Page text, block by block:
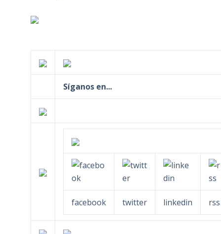
Síganos en...
facebook twitter linkedin rss